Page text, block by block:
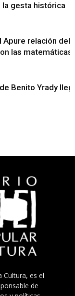
la gesta histórica
Apure relación del
las matemáticas
Benito Yrady
Cultura, es el
de